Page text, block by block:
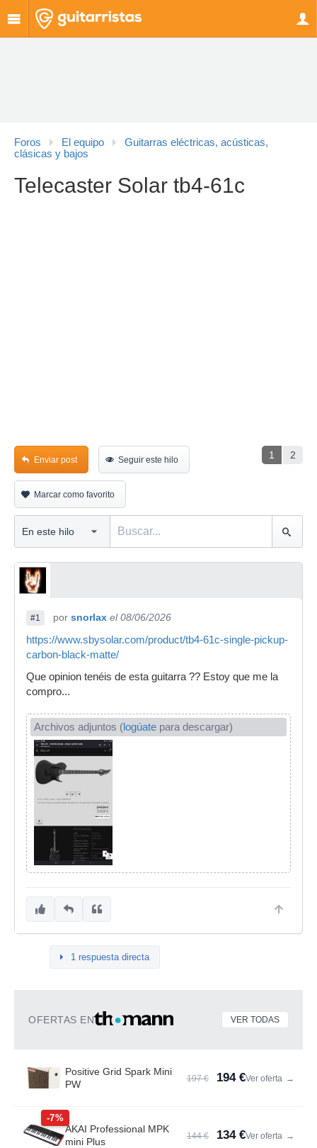
Foros El equipo
Guitarras eléctricas, acústicas,
clásicas y bajos
Telecaster Solar tb4-61c
1 2
Enviar post Seguir este hilo
Marcar como favorito
#1 por snorlax el 08/06/2026
https://www.sbysolar.com/product/tb4-61c-single-pickup-
carbon-black-matte/
Que opinion tenéis de esta guitarra ?? Estoy que me la
compro...
Archivos adjuntos (logúate para descargar)
1 respuesta directa
OFERTAS EN VER TODAS
Positive Grid Spark Mini
PW
197 € 194 €Ver oferta →
-7%
AKAI Professional MPK
mini Plus
144 € 134 €Ver oferta →